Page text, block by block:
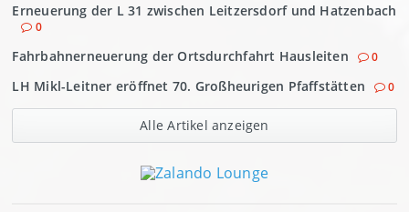
Erneuerung der L 31 zwischen Leitzersdorf und Hatzenbach
0
Fahrbahnerneuerung der Ortsdurchfahrt Hausleiten 0
LH Mikl-Leitner eröffnet 70. Großheurigen Pfaffstätten 0
Alle Artikel anzeigen